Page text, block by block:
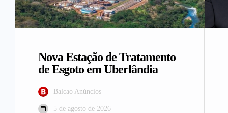
Nova Estação de Tratamento
de Esgoto em Uberlândia
Balcao Anúncios
5 de agosto de 2026